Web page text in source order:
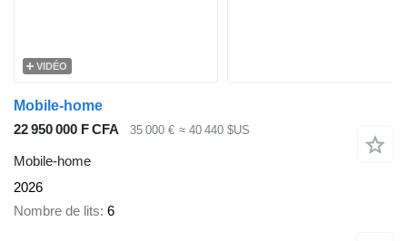
VIDÉO
Mobile-home
22 950 000 F CFA
35 000 € ≈ 40 440 $US
Mobile-home
2026
Nombre de lits 6